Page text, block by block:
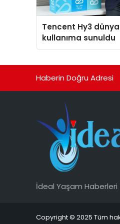
Tencent Hy3
kullanıma sunuldu
Haberin Doğru Adresi
İdeal Yaşam Haberleri
Copyright © 2025 Tüm